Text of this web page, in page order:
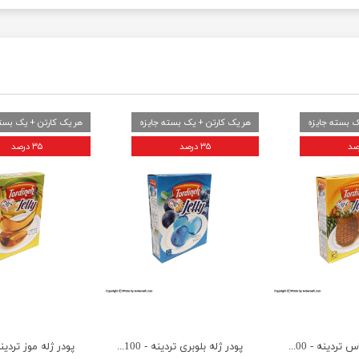
پودر ژله موز تردینه -
هر یک کارتن + یک
۳۵ درصد
پودر ژله بلوبری تردینه - 100 گرم
هر یک کارتن + یک بسته جایزه
۳۵ درصد
پودر ژله آناناس تردینه - 100 گرم
بسته جایزه